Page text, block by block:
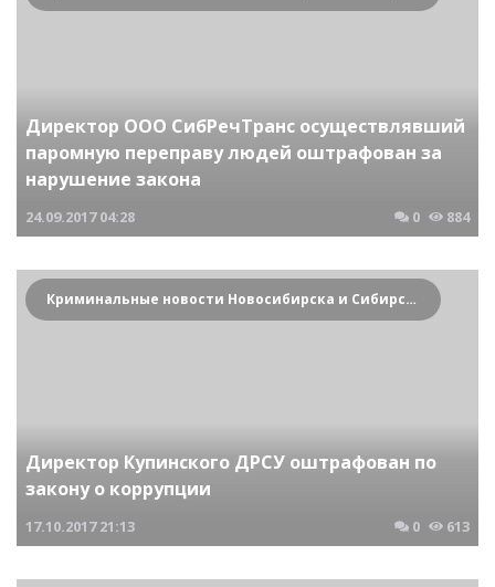
Директор ООО СибРечТранс осуществлявший
паромную переправу людей оштрафован за
нарушение закона
24.09.2017 04:28 0 884
Криминальные новости Новосибирска и Сибирского региона
Директор Купинского ДРСУ оштрафован по
закону о коррупции
17.10.2017 21:13 0 613